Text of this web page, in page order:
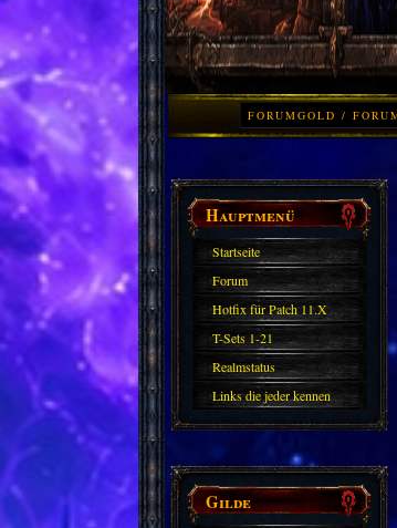
FORUMGOLD /
Hauptmenü
Startseite
Forum
Hotfix für Patch 11.X
T-Sets 1-21
Realmstatus
Links die jeder kennen
sollte?! Oder nicht?
Gilde